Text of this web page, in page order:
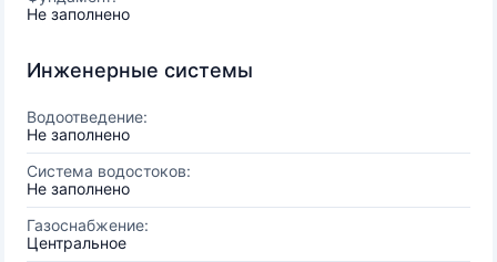
Не заполнено
Инженерные системы
Водоотведение:
Не заполнено
Система водостоков:
Не заполнено
Газоснабжение:
Центральное